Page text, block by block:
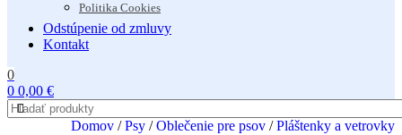
Politika Cookies
Odstúpenie od zmluvy
Kontakt
0
0 0,00 €
Domov / Psy / Oblečenie pre psov / Pláštenky a vetrovky